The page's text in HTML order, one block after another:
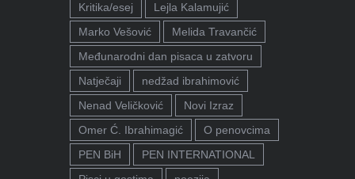
Kritika/esej
Lejla Kalamujić
Marko Vešović
Melida Travančić
Međunarodni dan pisaca u zatvoru
Natječaji
nedžad ibrahimović
Nenad Veličković
Novi Izraz
Omer Ć. Ibrahimagić
O penovcima
PEN BiH
PEN INTERNATIONAL